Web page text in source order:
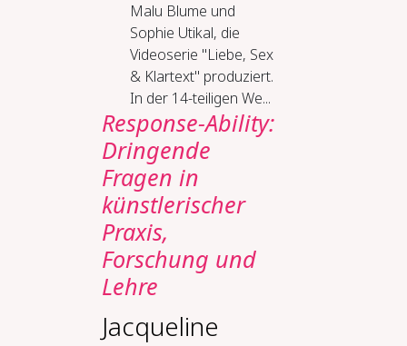
Malu Blume und
Sophie Utikal, die
Videoserie "Liebe, Sex
& Klartext" produziert.
In der 14-teiligen We...
Response-Ability:
Dringende
Fragen in
künstlerischer
Praxis,
Forschung und
Lehre
Jacqueline